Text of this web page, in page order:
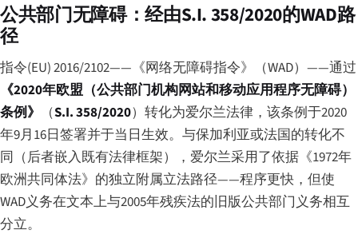
公共部门无障碍：经由S.I. 358/2020的WAD路
径
指令(EU) 2016/2102——《网络无障碍指令》（WAD）——通过
《2020年欧盟（公共部门机构网站和移动应用程序无障碍）
条例》
（S.I. 358/2020）转化为爱尔兰法律，该条例于2020
年9月16日签署并于当日生效。与保加利亚或法国的转化不
同（后者嵌入既有法律框架），爱尔兰采用了依据《1972年
欧洲共同体法》的独立附属立法路径——程序更快，但使
WAD义务在文本上与2005年残疾法的旧版公共部门义务相互
分立。